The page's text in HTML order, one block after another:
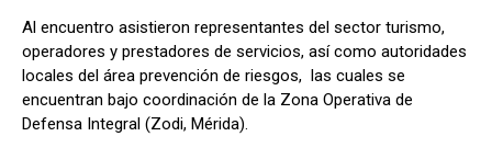
Al encuentro asistieron representantes del sector turismo,
operadores y prestadores de servicios, así como autoridades
locales del área prevención de riesgos, las cuales se
encuentran bajo coordinación de la Zona Operativa de
Defensa Integral (Zodi, Mérida).